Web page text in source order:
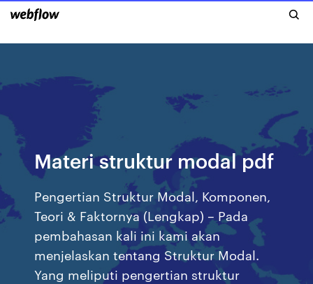
Materi struktur modal pdf
Pengertian Struktur Modal, Komponen,
Teori & Faktornya (Lengkap) – Pada
pembahasan kali ini kami akan
menjelaskan tentang Struktur Modal.
Yang meliputi pengertian struktur